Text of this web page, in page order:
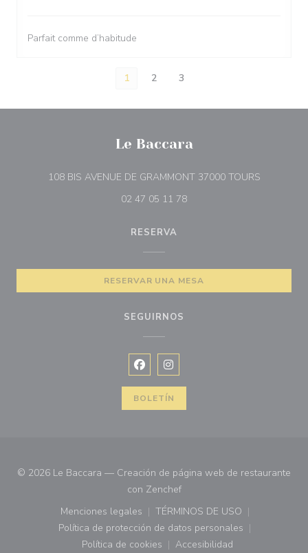
Parfait comme d’habitude
1 2 3
Le Baccara
108 BIS AVENUE DE GRAMMONT 37000 TOURS((abre en
02 47 05 11 78
RESERVA
RESERVAR UNA MESA
SEGUIRNOS
Facebook ((abre en una nueva
Instagram ((abre en una
BOLETÍN
© 2026 Le Baccara — Creación de página web de restaurante
con Zenchef((abre en una nueva
Menciones legales
((abre en una nueva ventana))
TÉRMINOS DE USO
((abre en una nueva
Política de protección de datos personales
((abre en una nueva ventana))
Política de cookies Accesibilidad